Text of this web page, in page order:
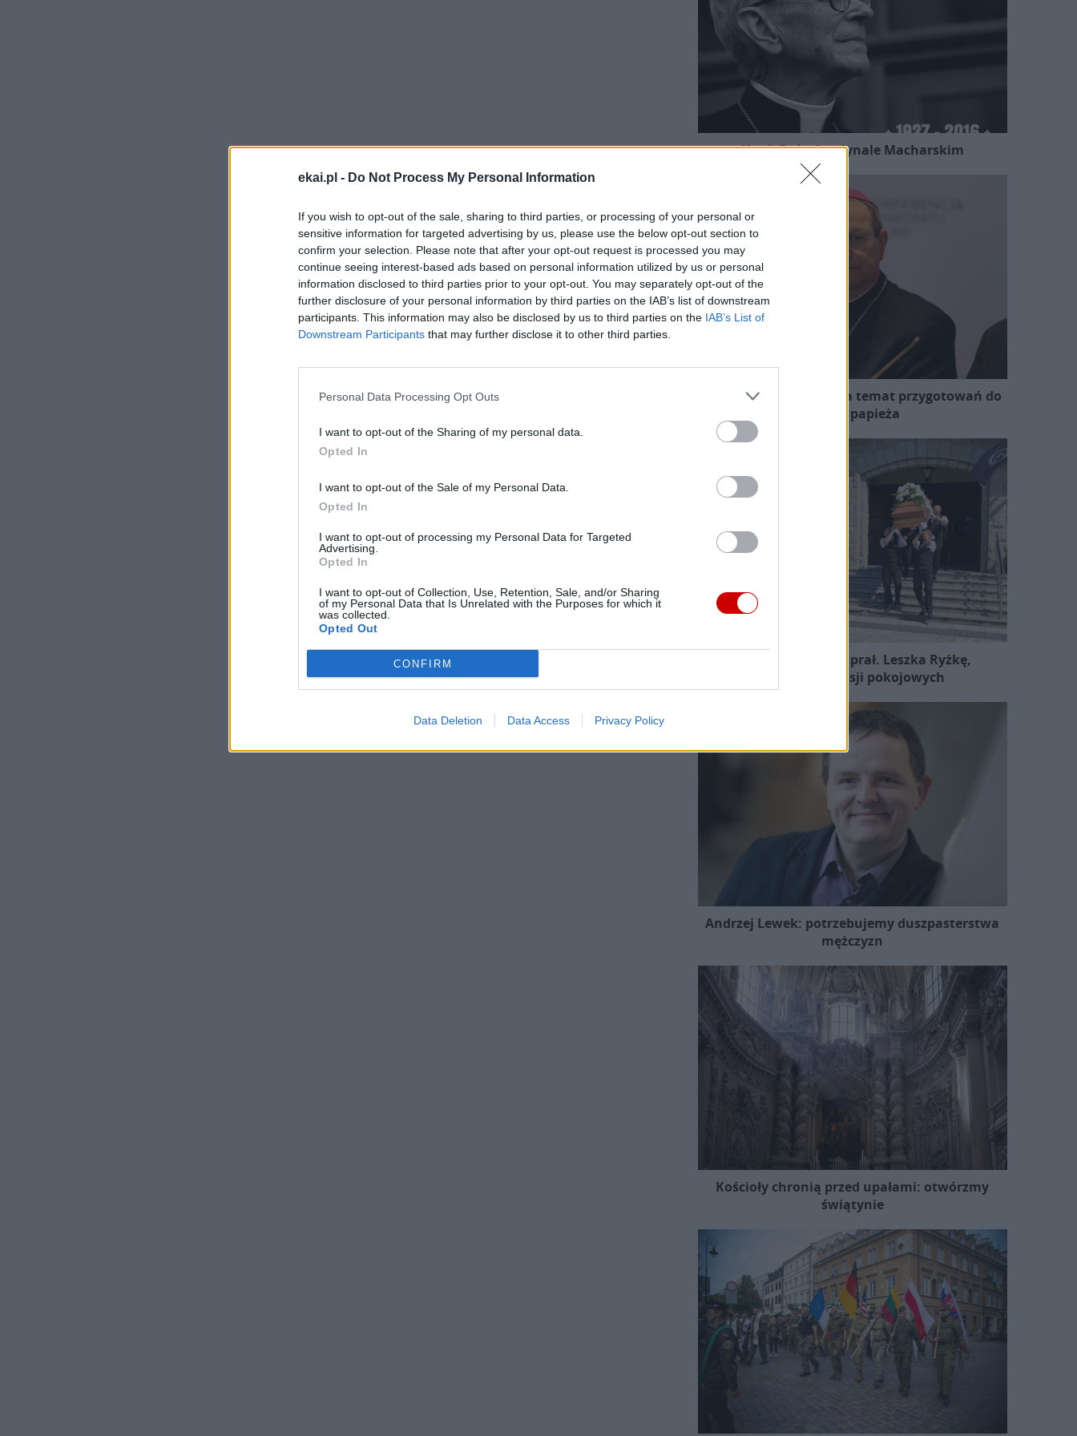
ekai.pl - Do Not Process My Personal Information
If you wish to opt-out of the sale, sharing to third parties, or processing of your personal or
sensitive information for targeted advertising by us, please use the below opt-out section to
confirm your selection. Please note that after your opt-out request is processed you may
continue seeing interest-based ads based on personal information utilized by us or personal
information disclosed to third parties prior to your opt-out. You may separately opt-out of the
further disclosure of your personal information by third parties on the IAB’s list of downstream
participants. This information may also be disclosed by us to third parties on the IAB’s List of
Downstream Participants that may further disclose it to other third parties.
Personal Data Processing Opt Outs
I want to opt-out of the Sharing of my personal data.
Opted In
I want to opt-out of the Sale of my Personal Data.
Opted In
I want to opt-out of processing my Personal Data for Targeted
Advertising.
Opted In
I want to opt-out of Collection, Use, Retention, Sale, and/or Sharing
of my Personal Data that Is Unrelated with the Purposes for which it
was collected.
Opted Out
CONFIRM
Data Deletion Data Access Privacy Policy
Kard. Ryś o kardynale Macharskim
Przewodniczący KEP na temat przygotowań do
wizyty papieża
Pożegnano śp. ks. prał. Leszka Ryżkę,
uczestnika misji pokojowych
Andrzej Lewek: potrzebujemy duszpasterstwa
mężczyzn
Kościoły chronią przed upałami: otwórzmy
świątynie